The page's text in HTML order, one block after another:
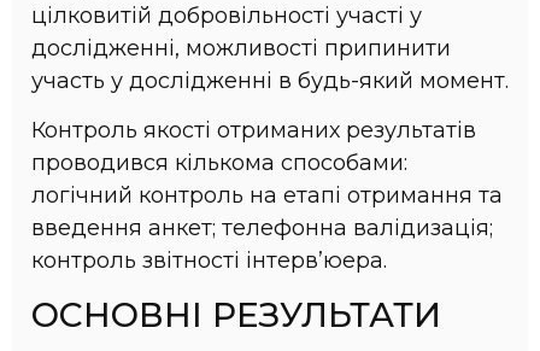
цілковитій добровільності участі у
дослідженні, можливості припинити
участь у дослідженні в будь-який момент.
Контроль якості отриманих результатів
проводився кількома способами:
логічний контроль на етапі отримання та
введення анкет; телефонна валідизація;
контроль звітності інтерв’юера.
ОСНОВНІ РЕЗУЛЬТАТИ